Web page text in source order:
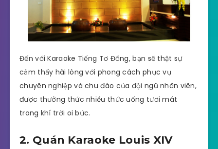
Đến với Karaoke Tiếng Tơ Đồng, bạn sẽ thật sự
cảm thấy hài lòng với phong cách phục vụ
chuyên nghiệp và chu đáo của đội ngũ nhân viên,
được thưởng thức nhiều thức uống tươi mát
trong khí trời oi bức.
2. Quán Karaoke Louis XIV